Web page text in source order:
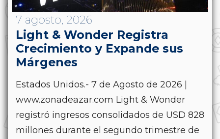
7 agosto, 2026
Light & Wonder Registra
Crecimiento y Expande sus
Márgenes
Estados Unidos.- 7 de Agosto de 2026 |
www.zonadeazar.com Light & Wonder
registró ingresos consolidados de USD 828
millones durante el segundo trimestre de